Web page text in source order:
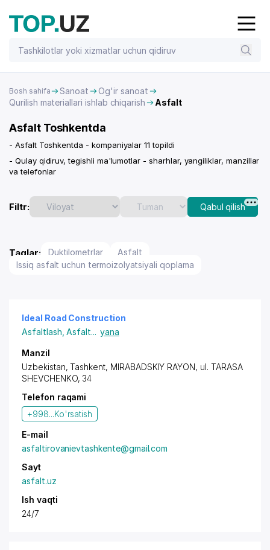
Bosh sahifa Sanoat
Og'ir sanoat
Qurilish materiallari ishlab chiqarish
Asfalt
Asfalt Toshkentda
- Asfalt Toshkentda - kompaniyalar 11 topildi
- Qulay qidiruv, tegishli ma'lumotlar - sharhlar, yangiliklar, manzillar
va telefonlar
Filtr: Qabul qilish
Taglar: Duktilometrlar
Asfalt
Issiq asfalt uchun termoizolyatsiyali qoplama
Ideal Road Construction
Asfaltlash ,Asfalt... yana
Manzil
Uzbekistan,Tashkent, MIRABADSKIY RAYON, ul. TARASA
SHEVCHENKO, 34
Telefon raqami
+998...Ko'rsatish
E-mail
asfaltirovanievtashkente@gmail.com
Sayt
asfalt.uz
Ish vaqti
24/7